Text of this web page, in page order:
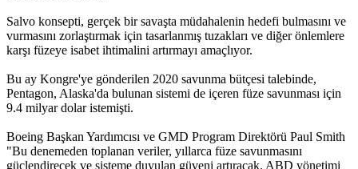
Salvo konsepti, gerçek bir savaşta müdahalenin hedefi bulmasını ve
vurmasını zorlaştırmak için tasarlanmış tuzakları ve diğer önlemlere
karşı füzeye isabet ihtimalini artırmayı amaçlıyor.
Bu ay Kongre'ye gönderilen 2020 savunma bütçesi talebinde,
Pentagon, Alaska'da bulunan sistemi de içeren füze savunması için
9.4 milyar dolar istemişti.
Boeing Başkan Yardımcısı ve GMD Program Direktörü Paul Smith
"Bu denemeden toplanan veriler, yıllarca füze savunmasını
güçlendirecek ve sisteme duyulan güveni artıracak. ABD yönetimi